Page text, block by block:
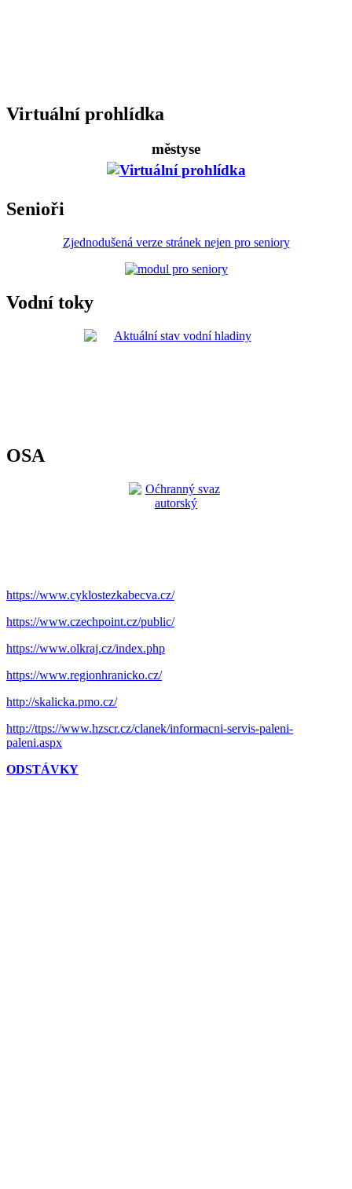
Virtuální prohlídka
městyse
Senioři
Zjednodušená verze stránek nejen pro seniory
Vodní toky
OSA
https://www.cyklostezkabecva.cz/
https://www.czechpoint.cz/public/
https://www.olkraj.cz/index.php
https://www.regionhranicko.cz/
http://skalicka.pmo.cz/
http://ttps://www.hzscr.cz/clanek/informacni-servis-paleni-
paleni.aspx
ODSTÁVKY